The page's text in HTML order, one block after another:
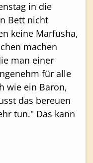
in die
Bett nicht
keine Marfusha,
machen
man einer
für alle
wie ein Baron,
das bereuen
tun." Das kann